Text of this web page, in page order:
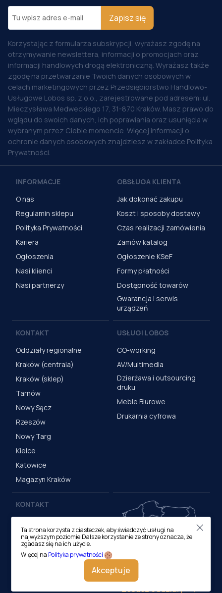
Zapisz się
Korzystając z formularza subskrypcji, wyrażasz zgodę na
otrzymywanie newslettera, informacji o promocjach oraz
informacji handlowych drogą elektroniczną. Wyrażasz także
zgodę na przetwarzanie Twoich danych osobowych w
celach marketingowych przez Przedsiębiorstwo Handlowo-
Usługowe Lobos sp. z o.o., zarejestrowane pod adresem: ul.
Mieczysława Medweckiego 17, 31-870 Kraków. Masz prawo do
wglądu do swoich danych, ich poprawiania oraz usunięcia w
wybranym przez Ciebie momencie. Więcej informacji o
ochronie danych osobowych znajdziesz w zakładce Polityka
Prywatności.
INFORMACJE
O nas
Regulamin sklepu
Polityka Prywatności
Kariera
Ogłoszenia
Nasi klienci
Nasi partnerzy
OBSŁUGA KLIENTA
Jak dokonać zakupu
Koszt i sposoby dostawy
Czas realizacji zamówienia
Zamów katalog
Ogłoszenie KSeF
Formy płatności
Dostępność towarów
Gwarancja i serwis
urządzeń
KONTAKT
Oddziały regionalne
Kraków (centrala)
Kraków (sklep)
Tarnów
Nowy Sącz
Rzeszów
Nowy Targ
Kielce
Katowice
Magazyn Kraków
USŁUGI LOBOS
CO-working
AV/Multimedia
Dzierżawa i outsourcing
druku
Meble Biurowe
Drukarnia cyfrowa
KONTAKT
ul. M. Medweckiego 17, 31-
870 Kraków
tel.:12 413 20 00
biuro@lobos.pl
Zobacz oddziały
Ta strona korzysta z ciasteczek, aby świadczyć usługi na
najwyższym poziomie.Dalsze korzystanie ze strony oznacza, że
zgadasz się na ich użycie.
Więcej na Polityka prywatności
Akceptuje